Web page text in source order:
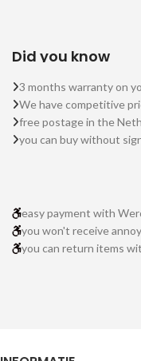
Did you know
3 months warranty on
We have competitive
free postage in the
you can buy without
easy payment with
you won't receive
you can return items